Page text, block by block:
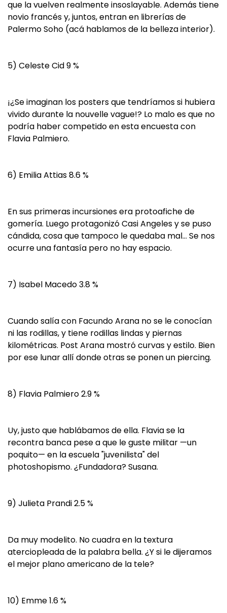
que la vuelven realmente insoslayable. Además tiene
novio francés y, juntos, entran en librerías de
Palermo Soho (acá hablamos de la belleza interior).
5) Celeste Cid 9 %
¡¿Se imaginan los posters que tendríamos si hubiera
vivido durante la nouvelle vague!? Lo malo es que no
podría haber competido en esta encuesta con
Flavia Palmiero.
6) Emilia Attias 8.6 %
En sus primeras incursiones era protoafiche de
gomería. Luego protagonizó Casi Angeles y se puso
cándida, cosa que tampoco le quedaba mal… Se nos
ocurre una fantasía pero no hay espacio.
7) Isabel Macedo 3.8 %
Cuando salía con Facundo Arana no se le conocían
ni las rodillas, y tiene rodillas lindas y piernas
kilométricas. Post Arana mostró curvas y estilo. Bien
por ese lunar allí donde otras se ponen un piercing.
8) Flavia Palmiero 2.9 %
Uy, justo que hablábamos de ella. Flavia se la
recontra banca pese a que le guste militar —un
poquito— en la escuela "juvenilista" del
photoshopismo. ¿Fundadora? Susana.
9) Julieta Prandi 2.5 %
Da muy modelito. No cuadra en la textura
aterciopleada de la palabra bella. ¿Y si le dijeramos
el mejor plano americano de la tele?
10) Emme 1.6 %